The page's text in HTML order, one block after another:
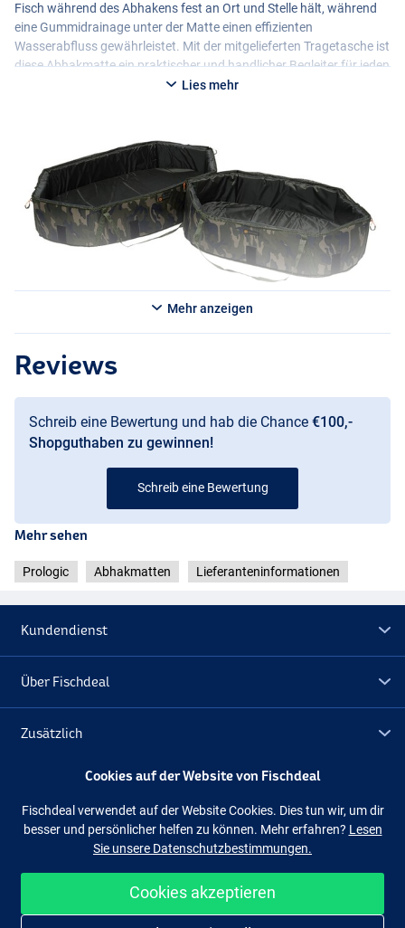
Fisch während des Abhakens fest an Ort und Stelle hält, während
eine Gummidrainage unter der Matte einen effizienten
Wasserabfluss gewährleistet. Mit der mitgelieferten Tragetasche ist
diese Abhakmatte ein praktischer und handlicher Begleiter für jeden
Lies mehr
Mehr anzeigen
Reviews
Schreib eine Bewertung und hab die Chance €100,-
Shopguthaben zu gewinnen!
Schreib eine Bewertung
Mehr sehen
Prologic Abhakmatten Lieferanteninformationen
Kundendienst
Über Fischdeal
Zusätzlich
Lagerräumung
Facebook
Einfach und sicher shoppen
Cookies auf der Website von Fischdeal
Fischdeal verwendet auf der Website Cookies. Dies tun wir, um dir
besser und persönlicher helfen zu können. Mehr erfahren? Lesen
Sie unsere Datenschutzbestimmungen.
Cookies akzeptieren